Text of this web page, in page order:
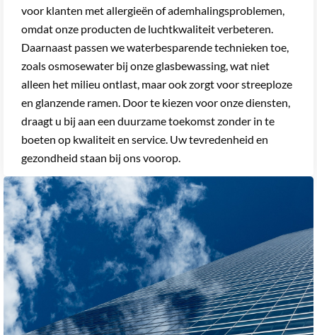
voor klanten met allergieën of ademhalingsproblemen,
omdat onze producten de luchtkwaliteit verbeteren.
Daarnaast passen we waterbesparende technieken toe,
zoals osmosewater bij onze glasbewassing, wat niet
alleen het milieu ontlast, maar ook zorgt voor streeploze
en glanzende ramen. Door te kiezen voor onze diensten,
draagt u bij aan een duurzame toekomst zonder in te
boeten op kwaliteit en service. Uw tevredenheid en
gezondheid staan bij ons voorop.